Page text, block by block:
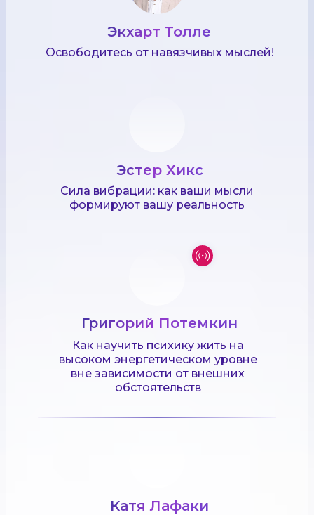
Экхарт Толле
Освободитесь от навязчивых мыслей!
Сила вибрации: как ваши мысли
формируют вашу реальность
Эстер Хикс
Григорий Потемкин
Как научить психику жить на
высоком энергетическом уровне
вне зависимости от внешних
обстоятельств
Катя Лафаки